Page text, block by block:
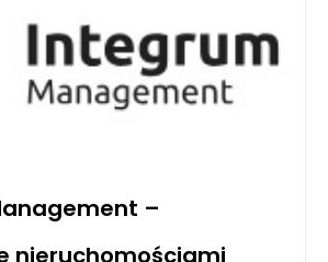
–
nieruchomościami